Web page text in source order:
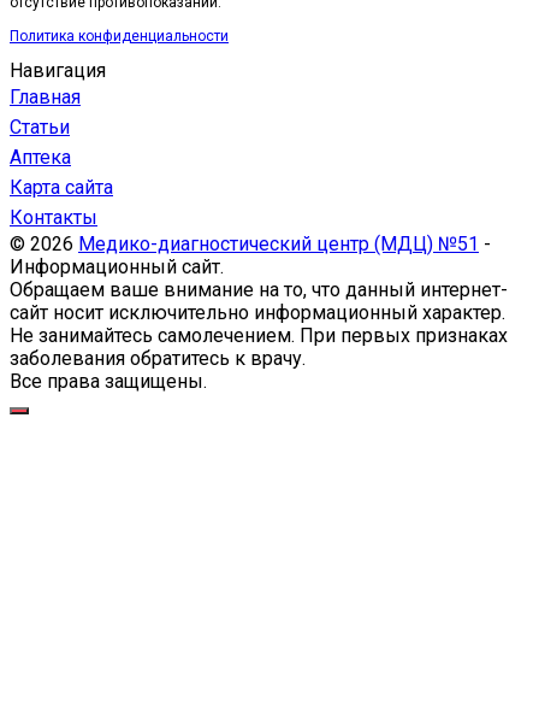
Политика конфиденциальности
Навигация
Главная
Статьи
Аптека
Карта сайта
Контакты
© 2026 Медико-диагностический центр (МДЦ) №51 -
Информационный сайт.
Обращаем ваше внимание на то, что данный интернет-
сайт носит исключительно информационный характер.
Не занимайтесь самолечением. При первых признаках
заболевания обратитесь к врачу.
Все права защищены.